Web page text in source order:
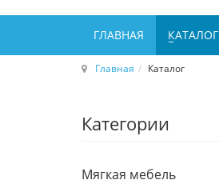
ГЛАВНАЯ КАТАЛОГ
Главная Каталог
Категории
Мягкая мебель